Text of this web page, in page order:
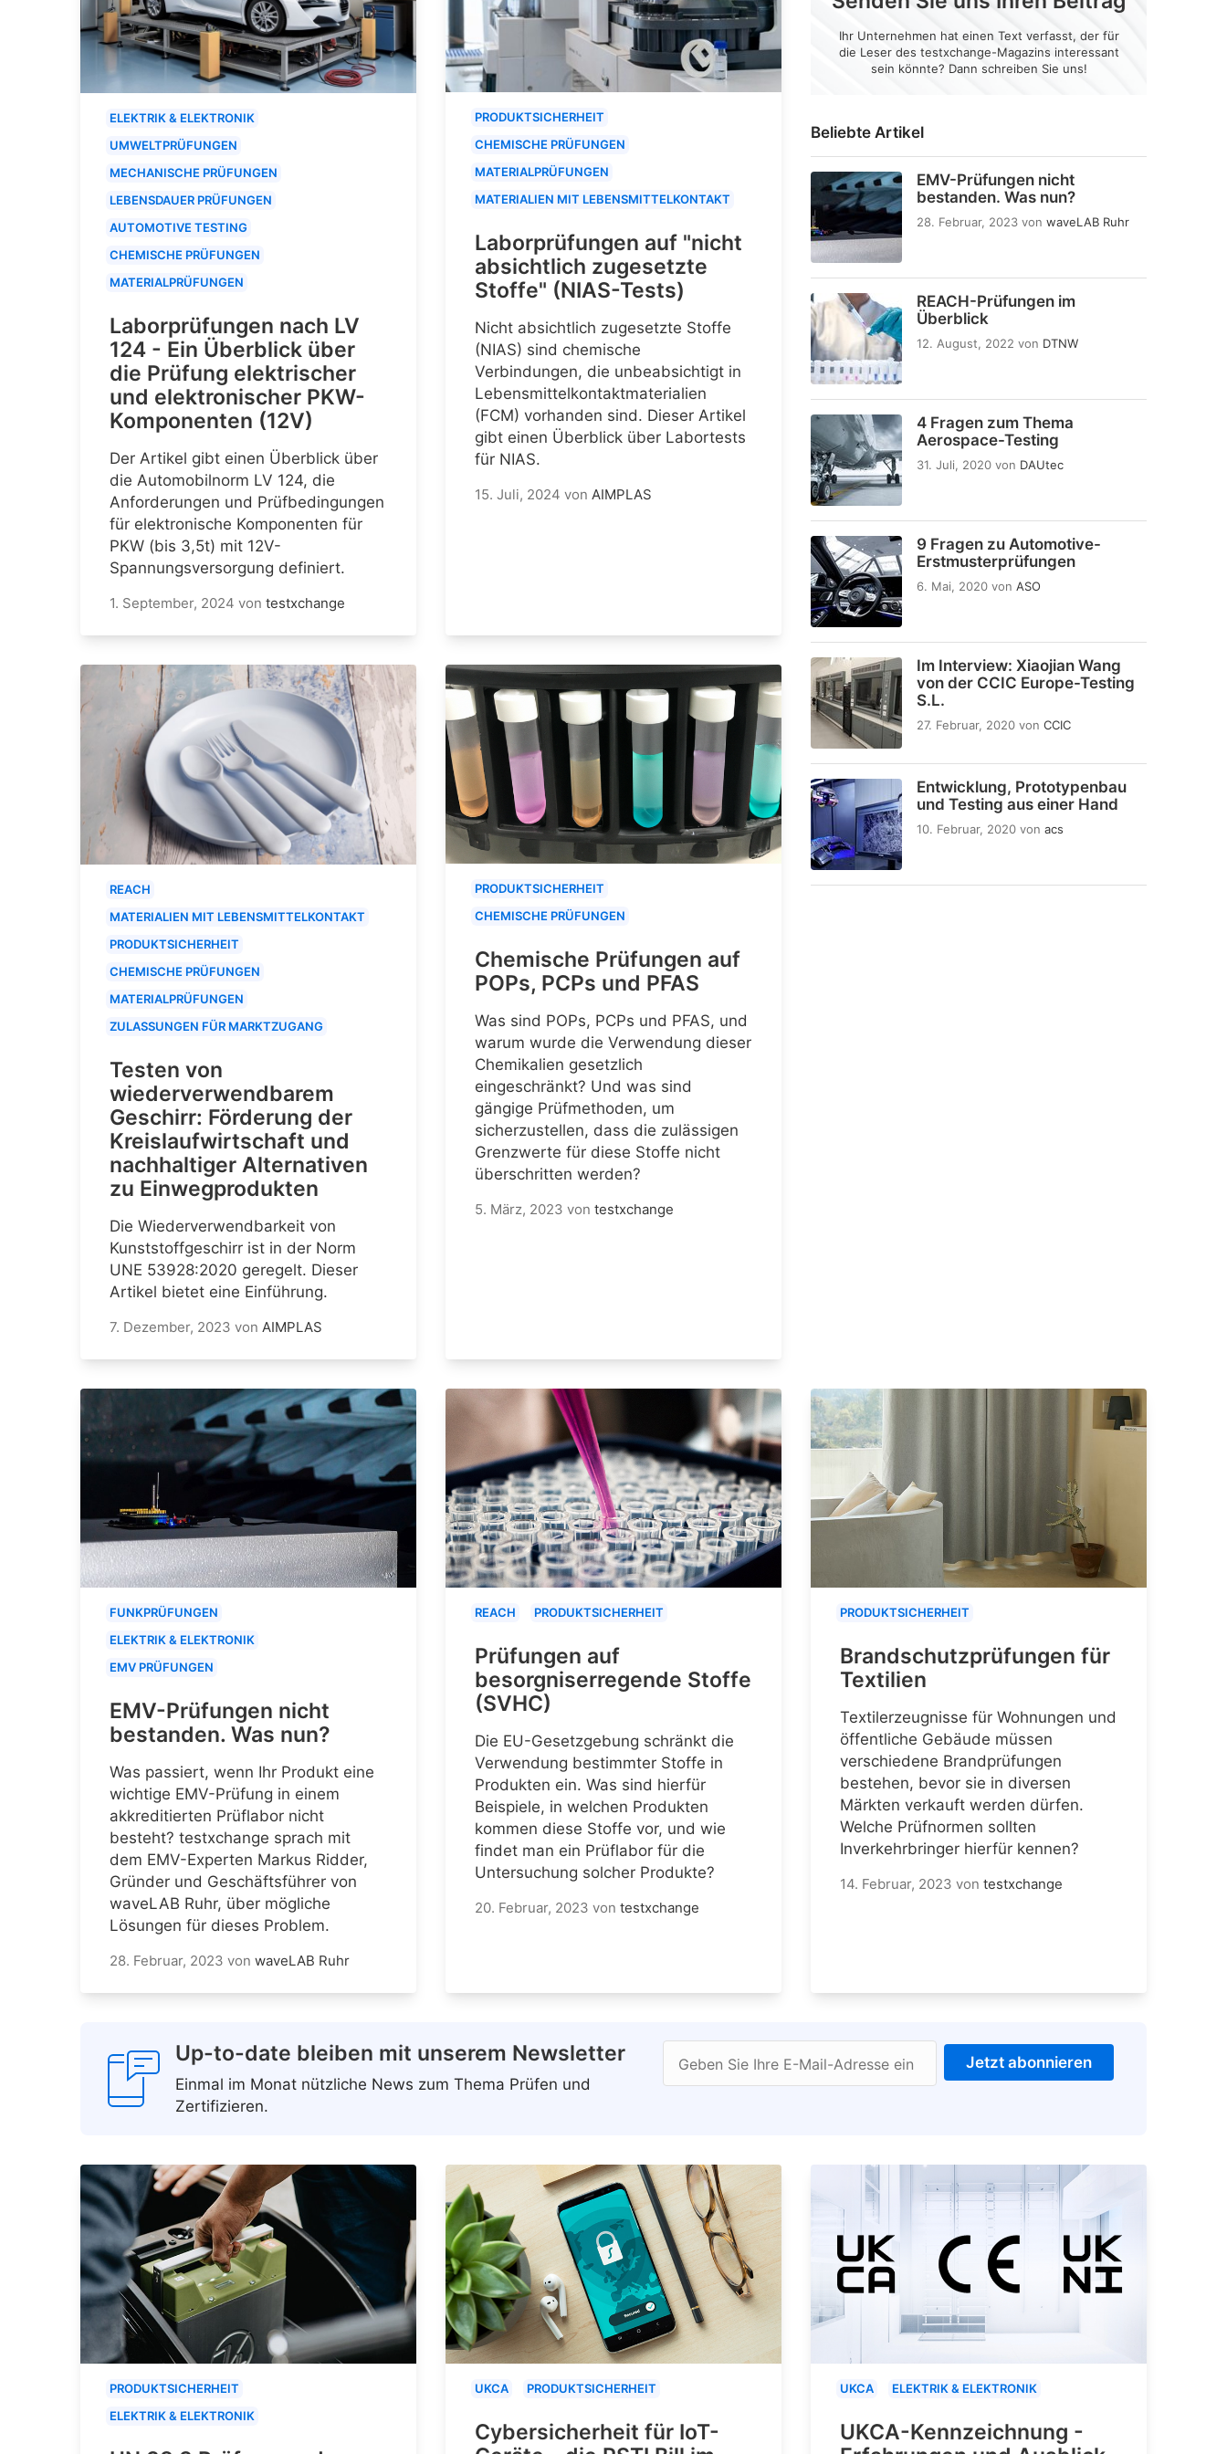
Beliebte Artikel
EMV-Prüfungen nicht
bestanden. Was nun?
28. Februar, 2023 von waveLAB Ruhr
REACH-Prüfungen im
Überblick
12. August, 2022 von DTNW
4 Fragen zum Thema
Aerospace-Testing
31. Juli, 2020 von DAUtec
9 Fragen zu Automotive-
Erstmusterprüfungen
6. Mai, 2020 von ASO
Im Interview: Xiaojian Wang
von der CCIC Europe-Testing
S.L.
27. Februar, 2020 von CCIC
Entwicklung, Prototypenbau
und Testing aus einer Hand
10. Februar, 2020 von acs
Ihr Unternehmen hat einen Text verfasst, der für
die Leser des testxchange-Magazins interessant
sein könnte? Dann schreiben Sie uns!
ELEKTRIK & ELEKTRONIK
UMWELTPRÜFUNGEN
MECHANISCHE PRÜFUNGEN
LEBENSDAUER PRÜFUNGEN
AUTOMOTIVE TESTING
CHEMISCHE PRÜFUNGEN
MATERIALPRÜFUNGEN
Laborprüfungen nach LV
124 - Ein Überblick über
die Prüfung elektrischer
und elektronischer PKW-
Komponenten (12V)
Der Artikel gibt einen Überblick über
die Automobilnorm LV 124, die
Anforderungen und Prüfbedingungen
für elektronische Komponenten für
PKW (bis 3,5t) mit 12V-
Spannungsversorgung definiert.
1. September, 2024 von testxchange
PRODUKTSICHERHEIT
CHEMISCHE PRÜFUNGEN
MATERIALPRÜFUNGEN
MATERIALIEN MIT LEBENSMITTELKONTAKT
Laborprüfungen auf "nicht
absichtlich zugesetzte
Stoffe" (NIAS-Tests)
Nicht absichtlich zugesetzte Stoffe
(NIAS) sind chemische
Verbindungen, die unbeabsichtigt in
Lebensmittelkontaktmaterialien
(FCM) vorhanden sind. Dieser Artikel
gibt einen Überblick über Labortests
für NIAS.
15. Juli, 2024 von AIMPLAS
REACH
MATERIALIEN MIT LEBENSMITTELKONTAKT
PRODUKTSICHERHEIT
CHEMISCHE PRÜFUNGEN
MATERIALPRÜFUNGEN
ZULASSUNGEN FÜR MARKTZUGANG
Testen von
wiederverwendbarem
Geschirr: Förderung der
Kreislaufwirtschaft und
nachhaltiger Alternativen
zu Einwegprodukten
Die Wiederverwendbarkeit von
Kunststoffgeschirr ist in der Norm
UNE 53928:2020 geregelt. Dieser
Artikel bietet eine Einführung.
7. Dezember, 2023 von AIMPLAS
PRODUKTSICHERHEIT
CHEMISCHE PRÜFUNGEN
Chemische Prüfungen auf
POPs, PCPs und PFAS
Was sind POPs, PCPs und PFAS, und
warum wurde die Verwendung dieser
Chemikalien gesetzlich
eingeschränkt? Und was sind
gängige Prüfmethoden, um
sicherzustellen, dass die zulässigen
Grenzwerte für diese Stoffe nicht
überschritten werden?
5. März, 2023 von testxchange
FUNKPRÜFUNGEN
ELEKTRIK & ELEKTRONIK
EMV PRÜFUNGEN
EMV-Prüfungen nicht
bestanden. Was nun?
Was passiert, wenn Ihr Produkt eine
wichtige EMV-Prüfung in einem
akkreditierten Prüflabor nicht
besteht? testxchange sprach mit
dem EMV-Experten Markus Ridder,
Gründer und Geschäftsführer von
waveLAB Ruhr, über mögliche
Lösungen für dieses Problem.
28. Februar, 2023 von waveLAB Ruhr
REACH PRODUKTSICHERHEIT
Prüfungen auf
besorgniserregende Stoffe
(SVHC)
Die EU-Gesetzgebung schränkt die
Verwendung bestimmter Stoffe in
Produkten ein. Was sind hierfür
Beispiele, in welchen Produkten
kommen diese Stoffe vor, und wie
findet man ein Prüflabor für die
Untersuchung solcher Produkte?
20. Februar, 2023 von testxchange
PRODUKTSICHERHEIT
Brandschutzprüfungen für
Textilien
Textilerzeugnisse für Wohnungen und
öffentliche Gebäude müssen
verschiedene Brandprüfungen
bestehen, bevor sie in diversen
Märkten verkauft werden dürfen.
Welche Prüfnormen sollten
Inverkehrbringer hierfür kennen?
14. Februar, 2023 von testxchange
Up-to-date bleiben mit unserem Newsletter
Einmal im Monat nützliche News zum Thema Prüfen und
Zertifizieren.
Geben Sie Ihre E-Mail-Adresse ein Jetzt abonnieren
PRODUKTSICHERHEIT
ELEKTRIK & ELEKTRONIK
UKCA PRODUKTSICHERHEIT
Cybersicherheit für IoT-
UKCA ELEKTRIK & ELEKTRONIK
UKCA-Kennzeichnung -